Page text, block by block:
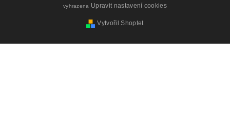
vyhrazena Upravit nastavení cookies
Vytvořil Shoptet